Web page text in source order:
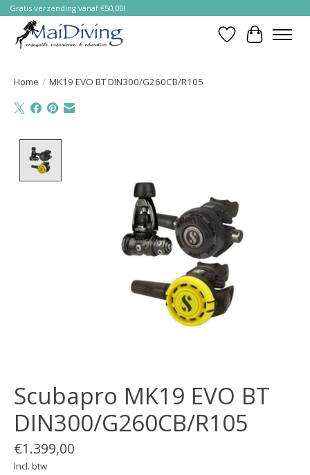
Gratis verzending vanaf €50,00!
Verlanglijst
Home / MK19 EVO BT DIN300/G260CB/R105
Scubapro MK19 EVO BT
DIN300/G260CB/R105
€1.399,00
Incl. btw